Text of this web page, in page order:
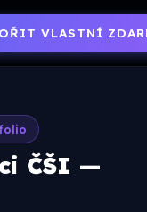
VLASTNÍ
ČŠI —